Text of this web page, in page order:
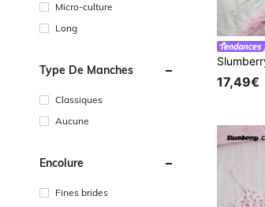
Micro-culture
Long
Type De Manches
Classiques
Aucune
Encolure
Fines brides
17,49€